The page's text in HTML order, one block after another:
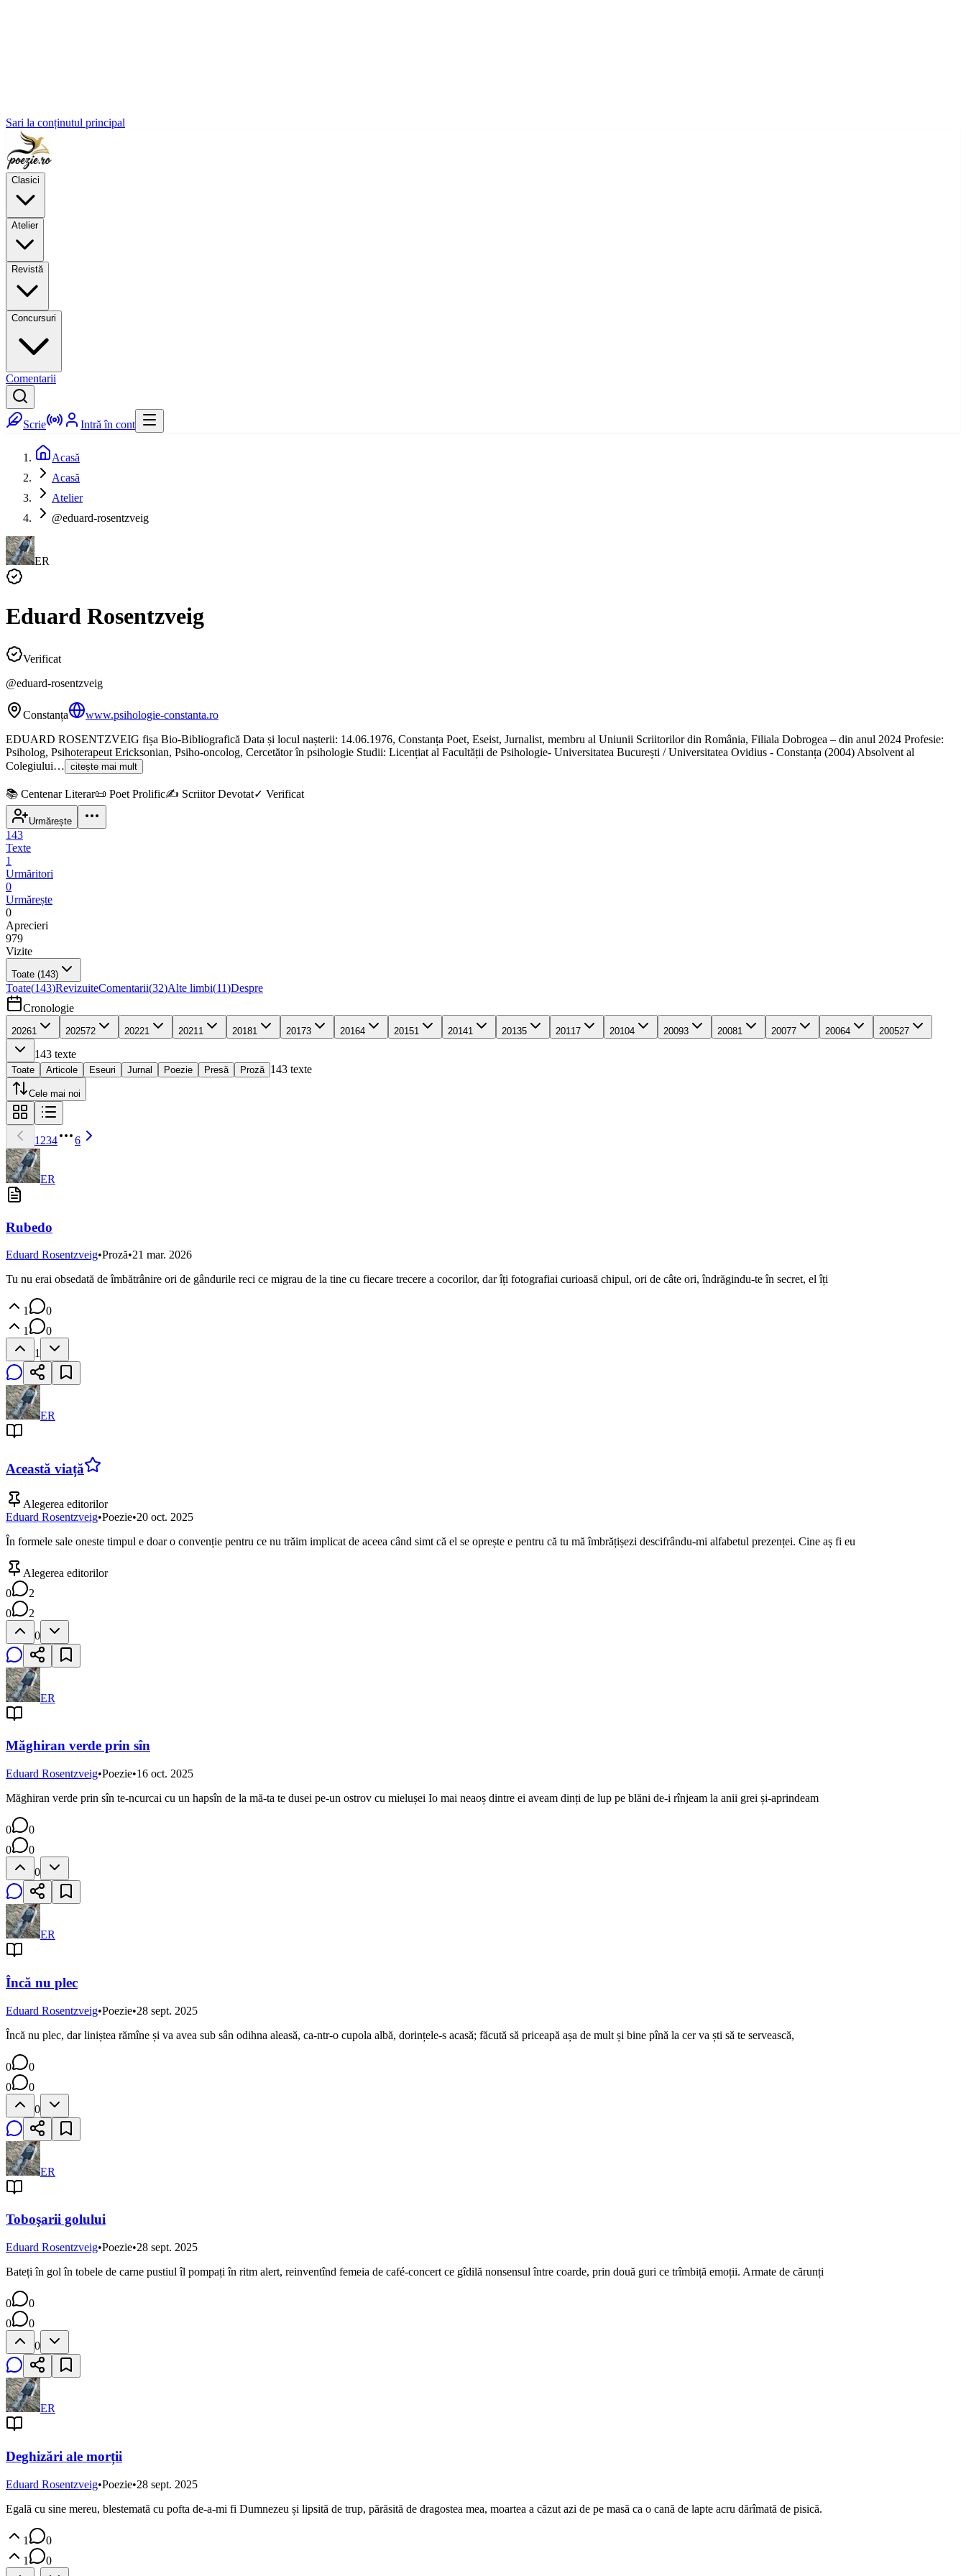
Sari la conținutul principal
Clasici
Atelier
Revistă
Concursuri
Comentarii
Scrie Intră în cont
Acasă
Acasă
Atelier
@eduard-rosentzveig
ER
Eduard Rosentzveig
Verificat
@eduard-rosentzveig
Constanța
www.psihologie-constanta.ro
EDUARD ROSENTZVEIG fișa Bio-Bibliografică Data și locul nașterii: 14.06.1976, Constanța Poet, Eseist, Jurnalist, membru al Uniunii Scriitorilor din România, Filiala Dobrogea – din anul 2024 Profesie:
Psiholog, Psihoterapeut Ericksonian, Psiho-oncolog, Cercetător în psihologie Studii: Licențiat al Facultății de Psihologie- Universitatea București / Universitatea Ovidius - Constanța (2004) Absolvent al
Colegiului… citește mai mult
📚 Centenar Literar📜 Poet Prolific✍️ Scriitor Devotat✓ Verificat
Urmărește
143
Texte
1
Urmăritori
0
Urmărește
0
Aprecieri
979
Vizite
Toate (143)
Toate(143)RevizuiteComentarii(32)Alte limbi(11)Despre
Cronologie
20261 202572 20221 2021 1 20181 20173 20164 20151 20141 20135 2011 7 20104 20093 20081 20077 20064 200527
143 texte
Toate Articole Eseuri Jurnal Poezie Presă Proză 143 texte
Cele mai noi
1 234 6
ER
Rubedo
Eduard Rosentzveig•Proză•21 mar. 2026
Tu nu erai obsedată de îmbătrânire ori de gândurile reci ce migrau de la tine cu fiecare trecere a cocorilor, dar îți fotografiai curioasă chipul, ori de câte ori, îndrăgindu-te în secret, el îți
1
0
1
0
1
ER
Această viață
Alegerea editorilor
Eduard Rosentzveig•Poezie•20 oct. 2025
În formele sale oneste timpul e doar o convenție pentru ce nu trăim implicat de aceea când simt că el se oprește e pentru că tu mă îmbrățișezi descifrându-mi alfabetul prezenței. Cine aș fi eu
Alegerea editorilor
0
2
0
2
0
ER
Măghiran verde prin sîn
Eduard Rosentzveig•Poezie•16 oct. 2025
Măghiran verde prin sîn te-ncurcai cu un hapsîn de la mă-ta te dusei pe-un ostrov cu mielușei Io mai neaoș dintre ei aveam dinți de lup pe blăni de-i rînjeam la anii grei și-aprindeam
0
0
0
0
0
ER
Încă nu plec
Eduard Rosentzveig•Poezie•28 sept. 2025
Încă nu plec, dar liniștea rămîne și va avea sub sân odihna aleasă, ca-ntr-o cupola albă, dorințele-s acasă; făcută să priceapă așa de mult și bine pînă la cer va ști să te servească,
0
0
0
0
0
ER
Toboşarii golului
Eduard Rosentzveig•Poezie•28 sept. 2025
Bateți în gol în tobele de carne pustiul îl pompați în ritm alert, reinventînd femeia de café-concert ce gîdilă nonsensul între coarde, prin două guri ce trîmbiță emoții. Armate de cărunți
0
0
0
0
0
ER
Deghizări ale morții
Eduard Rosentzveig•Poezie•28 sept. 2025
Egală cu sine mereu, blestemată cu pofta de-a-mi fi Dumnezeu și lipsită de trup, părăsită de dragostea mea, moartea a căzut azi de pe masă ca o cană de lapte acru dărîmată de pisică.
1
0
1
0